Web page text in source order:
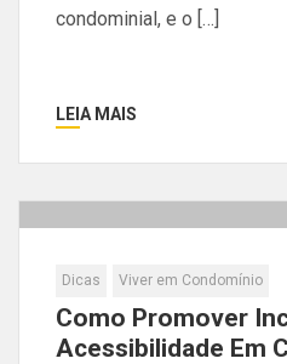
condominial, e o […]
LEIA MAIS
Dicas Viver em Condomínio
Como Promover
Acessibilidade Em